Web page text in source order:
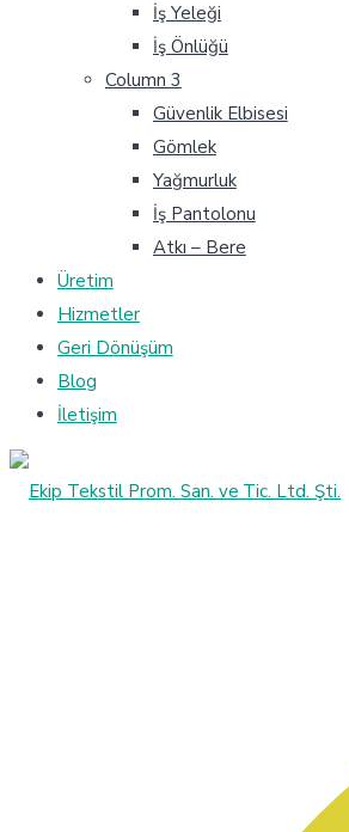
İş Yeleği
İş Önlüğü
Column 3
Güvenlik Elbisesi
Gömlek
Yağmurluk
İş Pantolonu
Atkı – Bere
Üretim
Hizmetler
Geri Dönüşüm
Blog
İletişim